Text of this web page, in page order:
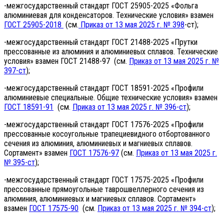
-межгосударственный стандарт ГОСТ 25905-2025 «Фольга
алюминиевая для конденсаторов. Технические условия» взамен
ГОСТ 25905-2018 (см. Приказ от 13 мая 2025 г. № 398-ст);
-межгосударственный стандарт ГОСТ 21488-2025 «Прутки
прессованные из алюминия и алюминиевых сплавов. Технические
условия» взамен ГОСТ 21488-97 (см. Приказ от 13 мая 2025 г. №
397-ст);
-межгосударственный стандарт ГОСТ 18591-2025 «Профили
алюминиевые специальные. Общие технические условия» взамен
ГОСТ 18591-91 (см. Приказ от 13 мая 2025 г. № 396-ст);
-межгосударственный стандарт ГОСТ 17576-2025 «Профили
прессованные косоугольные трапециевидного отбортованного
сечения из алюминия, алюминиевых и магниевых сплавов.
Сортамент» взамен ГОСТ 17576-97 (см. Приказ от 13 мая 2025 г.
№ 395-ст);
-межгосударственный стандарт ГОСТ 17575-2025 «Профили
прессованные прямоугольные таврошвеллерного сечения из
алюминия, алюминиевых и магниевых сплавов. Сортамент»
взамен ГОСТ 17575-90 (см. Приказ от 13 мая 2025 г. № 394-ст);